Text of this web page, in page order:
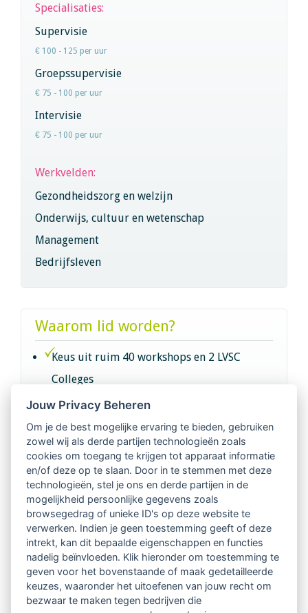
Specialisaties:
Supervisie
€ 100 - 125 per uur
Groepssupervisie
€ 75 - 100 per uur
Intervisie
€ 75 - 100 per uur
Werkvelden:
Gezondheidszorg en welzijn
Onderwijs, cultuur en wetenschap
Management
Bedrijfsleven
Waarom lid worden?
Keus uit ruim 40 workshops en 2 LVSC
Colleges
Intervisie met geregistreerde vakgenoten
Netwerk van 2100 professionals in 14
regio's
Vindbaar voor opdrachtgevers
Tijdschrift voor
Begeleidingskunde & kennisbank
Beroepsregistratie (LVSC keurmerk)
Jouw Privacy Beheren
Om je de best mogelijke ervaring te bieden, gebruiken
zowel wij als derde partijen technologieën zoals
cookies om toegang te krijgen tot apparaat informatie
en/of deze op te slaan. Door in te stemmen met deze
technologieën, stel je ons en derde partijen in de
mogelijkheid persoonlijke gegevens zoals
browsegedrag of unieke ID's op deze website te
verwerken. Indien je geen toestemming geeft of deze
intrekt, kan dit bepaalde eigenschappen en functies
nadelig beïnvloeden. Klik hieronder om toestemming te
geven voor het bovenstaande of maak gedetailleerde
keuzes, waaronder het uitoefenen van jouw recht om
bezwaar te maken tegen bedrijven die